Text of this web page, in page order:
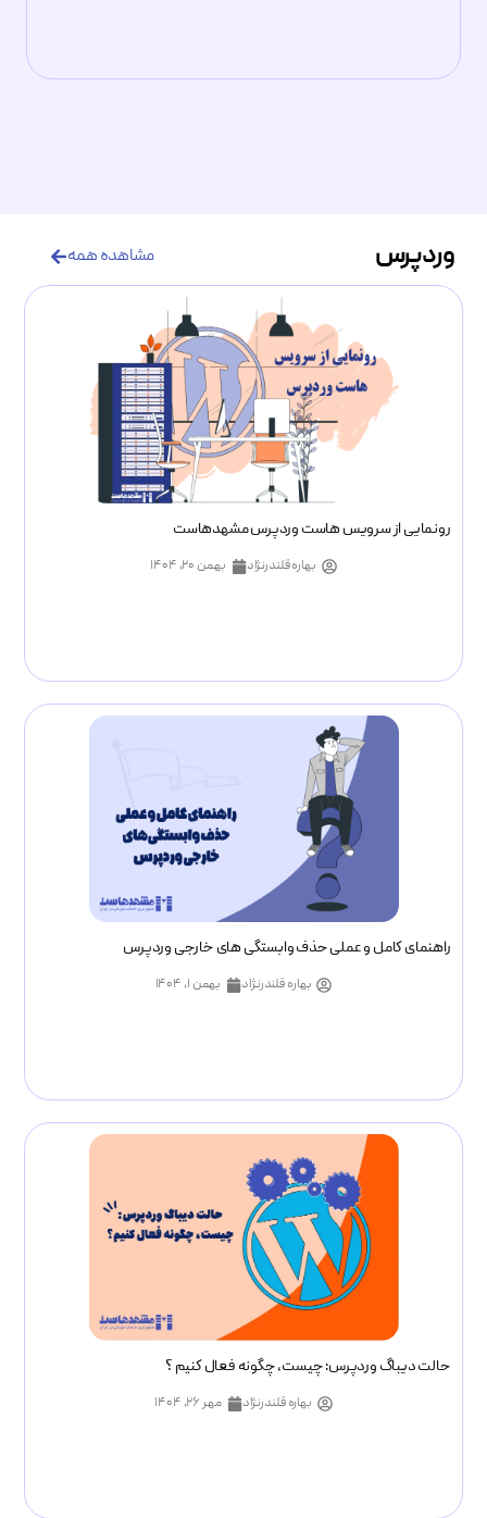
رونمایی از سرویس هاست وردپرس مشهدهاست
بهاره قلندرنژاد بهمن ۲۰, ۱۴۰۴
راهنمای کامل و عملی حذف وابستگی های خارجی وردپرس
بهاره قلندرنژاد بهمن ۱, ۱۴۰۴
حالت دیباگ وردپرس: چیست، چگونه فعال کنیم ؟
بهاره قلندرنژاد مهر ۲۶, ۱۴۰۴
وردپرس مشاهده همه